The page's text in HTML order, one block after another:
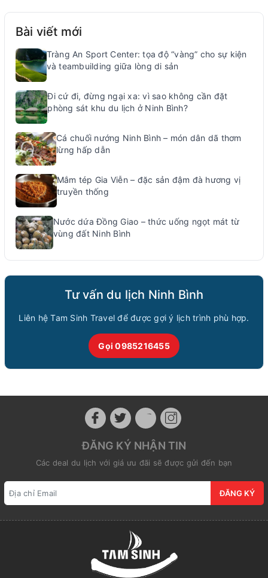
Bài viết mới
Tràng An Sport Center: tọa độ “vàng” cho sự kiện
và teambuilding giữa lòng di sản
Đi cứ đi, đừng ngại xa: vì sao không cần đặt
phòng sát khu du lịch ở Ninh Bình?
Cá chuối nướng Ninh Bình – món dân dã thơm
lừng hấp dẫn
Mắm tép Gia Viễn – đặc sản đậm đà hương vị
truyền thống
Nước dứa Đồng Giao – thức uống ngọt mát từ
vùng đất Ninh Bình
Tư vấn du lịch Ninh Bình
Liên hệ Tam Sinh Travel để được gợi ý lịch trình phù hợp.
Gọi 0985216455
ĐĂNG KÝ NHẬN TIN
Các deal du lịch với giá ưu đãi sẽ được gửi đến bạn
ĐĂNG KÝ